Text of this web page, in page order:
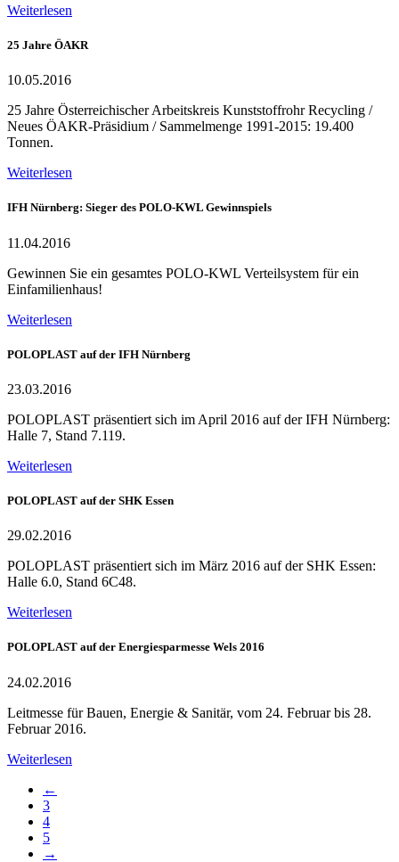
Weiterlesen
25 Jahre ÖAKR
10.05.2016
25 Jahre Österreichischer Arbeitskreis Kunststoffrohr Recycling /
Neues ÖAKR-Präsidium / Sammelmenge 1991-2015: 19.400
Tonnen.
Weiterlesen
IFH Nürnberg: Sieger des POLO-KWL Gewinnspiels
11.04.2016
Gewinnen Sie ein gesamtes POLO-KWL Verteilsystem für ein
Einfamilienhaus!
Weiterlesen
POLOPLAST auf der IFH Nürnberg
23.03.2016
POLOPLAST präsentiert sich im April 2016 auf der IFH Nürnberg:
Halle 7, Stand 7.119.
Weiterlesen
POLOPLAST auf der SHK Essen
29.02.2016
POLOPLAST präsentiert sich im März 2016 auf der SHK Essen:
Halle 6.0, Stand 6C48.
Weiterlesen
POLOPLAST auf der Energiesparmesse Wels 2016
24.02.2016
Leitmesse für Bauen, Energie & Sanitär, vom 24. Februar bis 28.
Februar 2016.
Weiterlesen
←
3
4
5
→